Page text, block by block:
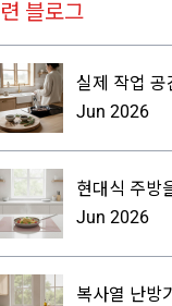
블로그
실제 작업 공
Jun 2026
현대식 주방
할 사항
Jun 2026
복사열 난방